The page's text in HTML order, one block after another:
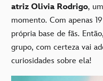
atriz Olivia Rodrigo,
momento. Com apenas
própria base de fãs.
grupo, com certeza vai
curiosidades sobre ela!